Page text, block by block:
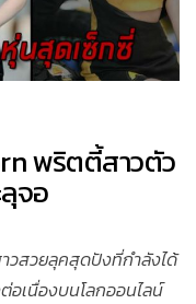
พริตตี้สาวตัว
จอ
วสวยลุคสุดปังที่กำลังได้
อเนื่องบนโลกออนไลน์